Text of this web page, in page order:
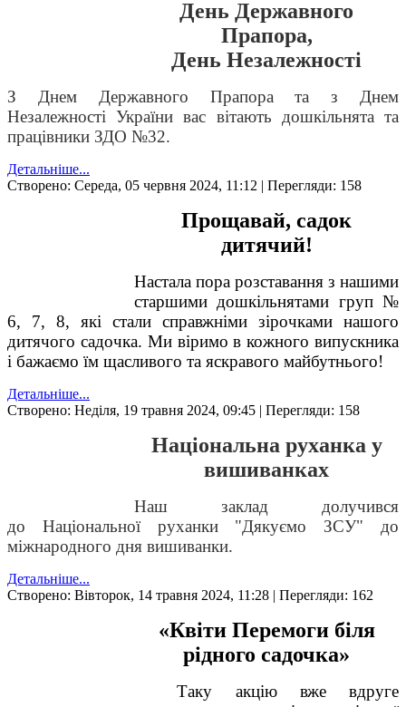
День Державного
Прапора,
День Незалежності
З Днем Державного Прапора та з Днем
Незалежності України вас вітають дошкільнята та
працівники ЗДО №32.
Детальніше...
Створено: Середа, 05 червня 2024, 11:12 | Перегляди: 158
Прощавай, садок
дитячий!
Настала пора розставання з нашими
старшими дошкільнятами груп №
6, 7, 8, які стали справжніми зірочками нашого
дитячого садочка. Ми віримо в кожного випускника
і бажаємо їм щасливого та яскравого майбутнього!
Детальніше...
Створено: Неділя, 19 травня 2024, 09:45 | Перегляди: 158
Національна руханка у
вишиванках
Наш заклад долучився
до Національної руханки"Дякуємо ЗСУ" до
міжнародного дня вишиванки.
Детальніше...
Створено: Вівторок, 14 травня 2024, 11:28 | Перегляди: 162
«Квіти Перемоги біля
рідного садочка»
Таку акцію вже вдруге